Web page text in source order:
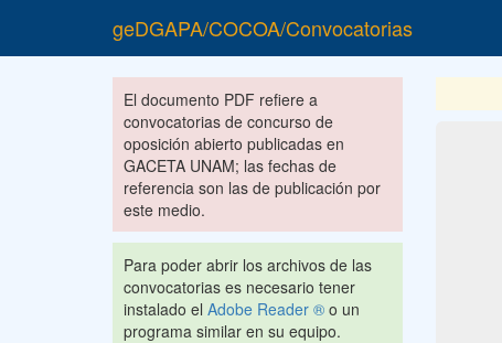
geDGAPA/COCOA/Convocatorias
El documento PDF refiere a
convocatorias de concurso de
oposición abierto publicadas en
GACETA UNAM; las fechas de
referencia son las de publicación por
este medio.
Para poder abrir los archivos de las
convocatorias es necesario tener
instalado el Adobe Reader ® o un
programa similar en su equipo.